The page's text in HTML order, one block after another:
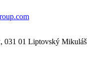
031 01 Liptovský Mikuláš